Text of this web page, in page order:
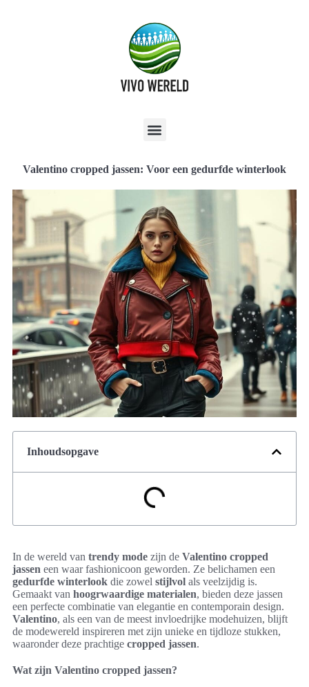
Valentino cropped jassen: Voor een gedurfde winterlook
Inhoudsopgave
In de wereld van trendy mode zijn de Valentino cropped
jassen een waar fashionicoon geworden. Ze belichamen een
gedurfde winterlook die zowel stijlvol als veelzijdig is.
Gemaakt van hoogrwaardige materialen, bieden deze jassen
een perfecte combinatie van elegantie en contemporain design.
Valentino, als een van de meest invloedrijke modehuizen, blijft
de modewereld inspireren met zijn unieke en tijdloze stukken,
waaronder deze prachtige cropped jassen.
Wat zijn Valentino cropped jassen?